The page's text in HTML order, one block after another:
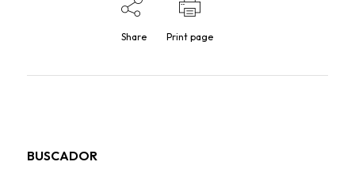
Share Print page
BUSCADOR